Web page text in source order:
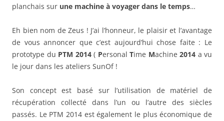
planchais sur une machine à voyager dans le temps…
Eh bien nom de Zeus ! J’ai l’honneur, le plaisir et l’avantage
de vous annoncer que c’est aujourd’hui chose faite : Le
prototype du PTM 2014( Personal Time Machine 2014 a vu
le jour dans les ateliers SunOf !
Son concept est basé sur l’utilisation de matériel de
récupération collecté dans l’un ou l’autre des siècles
passés. Le PTM 2014 est également le plus économique de